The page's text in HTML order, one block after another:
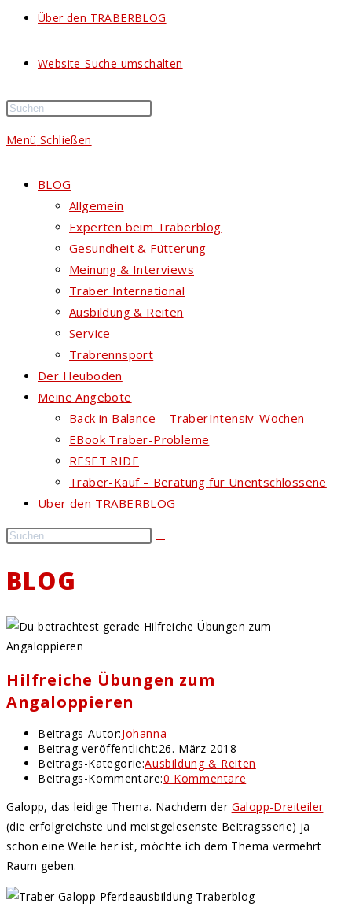
Über den TRABERBLOG
Website-Suche umschalten
Menü Schließen
BLOG
Allgemein
Experten beim Traberblog
Gesundheit & Fütterung
Meinung & Interviews
Traber International
Ausbildung & Reiten
Service
Trabrennsport
Der Heuboden
Meine Angebote
Back in Balance – TraberIntensiv-Wochen
EBook Traber-Probleme
RESET RIDE
Traber-Kauf – Beratung für Unentschlossene
Über den TRABERBLOG
BLOG
Hilfreiche Übungen zum
Angaloppieren
Beitrags-Autor:Johanna
Beitrag veröffentlicht:26. März 2018
Beitrags-Kategorie:Ausbildung & Reiten
Beitrags-Kommentare:0 Kommentare
Galopp, das leidige Thema. Nachdem der Galopp-Dreiteiler
(die erfolgreichste und meistgelesenste Beitragsserie) ja
schon eine Weile her ist, möchte ich dem Thema vermehrt
Raum geben.